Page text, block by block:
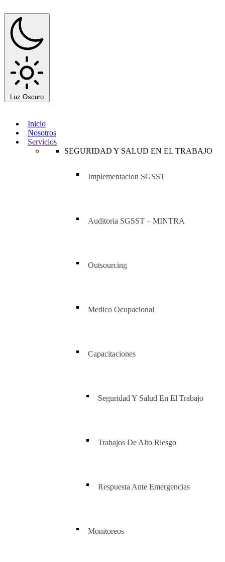
Luz Oscuro
Inicio
Nosotros
Servicios
SEGURIDAD Y SALUD EN EL TRABAJO
Implementacion SGSST
Auditoria SGSST – MINTRA
Outsourcing
Medico Ocupacional
Capacitaciones
Seguridad Y Salud En El Trabajo
Trabajos De Alto Riesgo
Respuesta Ante Emergencias
Monitoreos